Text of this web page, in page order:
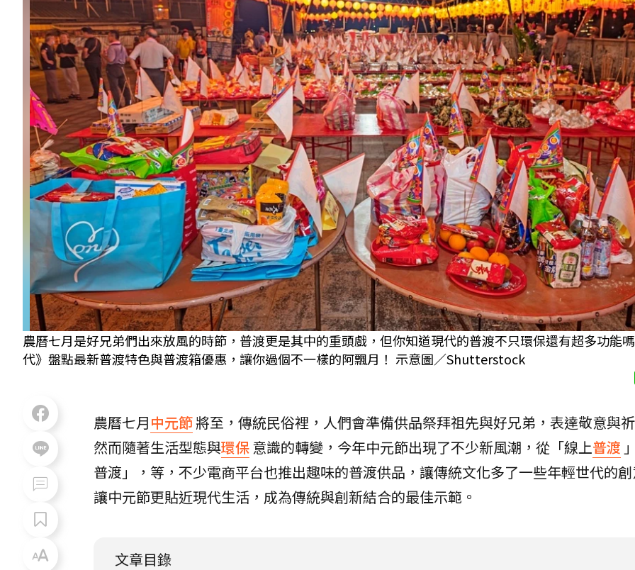
農曆七月是好兄弟們出來放風的時節，普渡更是其中的重頭戲，但你知道現代的普渡不只環保還有超多功能
代》盤點最新普渡特色與普渡箱優惠，讓你過個不一樣的阿飄月！ 示意圖／Shutterstock
農曆七月中元節將至，傳統民俗裡，人們會準備供品祭拜祖先與好兄弟，表達敬意與
然而隨著生活型態與環保意識的轉變，今年中元節出現了不少新風潮，從「線上普渡
普渡」，等，不少電商平台也推出趣味的普渡供品，讓傳統文化多了一些年輕世代的
讓中元節更貼近現代生活，成為傳統與創新結合的最佳示範。
文章目錄